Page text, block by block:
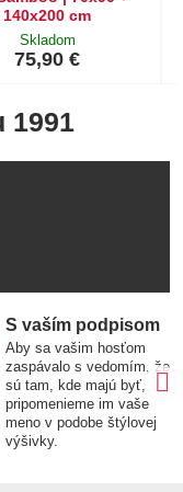
140x200 cm
Skladom
75,90 €
1991
S vaším podpisom
Aby sa vašim hosťom
zaspávalo s vedomím, že
sú tam, kde majú byť,
pripomenieme im vaše
meno v podobe štýlovej
výšivky.